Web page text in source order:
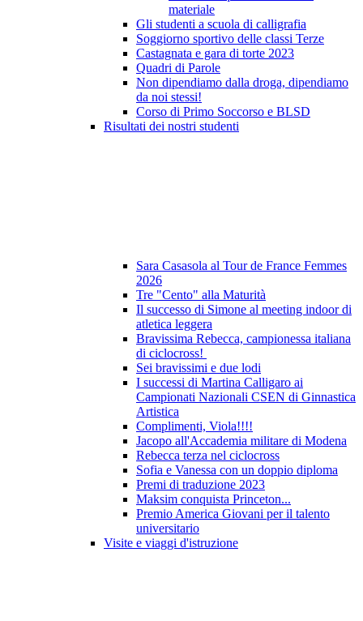
materiale
Gli studenti a scuola di calligrafia
Soggiorno sportivo delle classi Terze
Castagnata e gara di torte 2023
Quadri di Parole
Non dipendiamo dalla droga, dipendiamo
da noi stessi!
Corso di Primo Soccorso e BLSD
Risultati dei nostri studenti
Sara Casasola al Tour de France Femmes
2026
Tre "Cento" alla Maturità
Il successo di Simone al meeting indoor di
atletica leggera
Bravissima Rebecca, campionessa italiana
di ciclocross!
Sei bravissimi e due lodi
I successi di Martina Calligaro ai
Campionati Nazionali CSEN di Ginnastica
Artistica
Complimenti, Viola!!!!
Jacopo all'Accademia militare di Modena
Rebecca terza nel ciclocross
Sofia e Vanessa con un doppio diploma
Premi di traduzione 2023
Maksim conquista Princeton...
Premio America Giovani per il talento
universitario
Visite e viaggi d'istruzione